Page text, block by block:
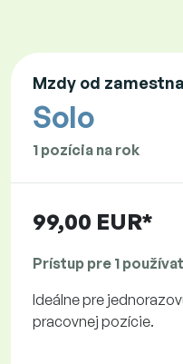
Mzdy od
Solo
1 pozícia na rok
99,00 EUR*
Prístup pre 1
Ideálne pre
pracovnej pozície.